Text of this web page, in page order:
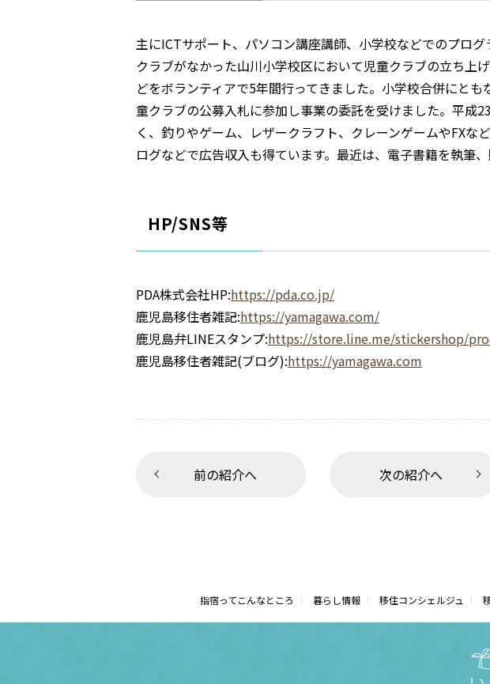
主にICTサポート、パソコン講座講師、小学校などでのプロ
クラブがなかった山川小学校区において児童クラブの立ち上
どをボランティアで5年間行ってきました。小学校合併にと
童クラブの公募入札に参加し事業の委託を受けました。平成
く、釣りやゲーム、レザークラフト、クレーンゲームやFX
ログなどで広告収入も得ています。最近は、電子書籍を執筆
HP/SNS等
PDA株式会社HP:https://pda.co.jp/
鹿児島移住者雑記:https://yamagawa.com/
鹿児島弁LINEスタンプ:https://store.line.me/stickershop/
鹿児島移住者雑記(ブログ):https://yamagawa.com
前の紹介へ 次の紹介へ
指宿ってこんなところ 暮らし情報 移住コンシェルジュ